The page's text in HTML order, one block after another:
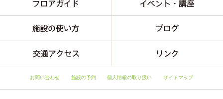
お問い合わせ 施設の予約 個人情報の取り扱い サイトマップ